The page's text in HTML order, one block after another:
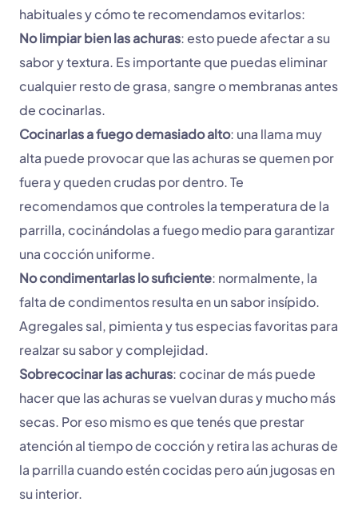
habituales y cómo te recomendamos evitarlos:
No limpiar bien las achuras: esto puede afectar a su
sabor y textura. Es importante que puedas eliminar
cualquier resto de grasa, sangre o membranas antes
de cocinarlas.
Cocinarlas a fuego demasiado alto: una llama muy
alta puede provocar que las achuras se quemen por
fuera y queden crudas por dentro. Te
recomendamos que controles la temperatura de la
parrilla, cocinándolas a fuego medio para garantizar
una cocción uniforme.
No condimentarlas lo suficiente: normalmente, la
falta de condimentos resulta en un sabor insípido.
Agregales sal, pimienta y tus especias favoritas para
realzar su sabor y complejidad.
Sobrecocinar las achuras: cocinar de más puede
hacer que las achuras se vuelvan duras y mucho más
secas. Por eso mismo es que tenés que prestar
atención al tiempo de cocción y retira las achuras de
la parrilla cuando estén cocidas pero aún jugosas en
su interior.